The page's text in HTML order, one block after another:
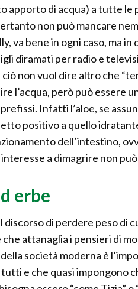
apporto di acqua) a tutte le
non può mancare
va bene in ogni caso, ma
diramati per radio e
ciò non vuol dire altro che
l’acqua, però può essere
Infatti l’aloe, se
positivo a quello
dell’intestino,
a dimagrire non
erbe
discorso di perdere peso di
attanaglia i pensieri di
società moderna è
e che quasi impongono